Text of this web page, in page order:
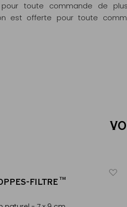
toute commande de
est offerte pour toute
FILTRE™